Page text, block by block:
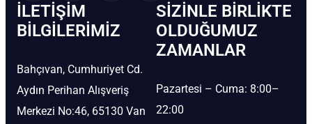
İLETIŞIM
BİLGILERIMIZ
Bahçıvan, Cumhuriyet Cd.
Aydın Perihan Alışveriş
Merkezi No:46, 65130 Van
SIZINLE BIRLIKTE
OLDUĞUMUZ
ZAMANLAR
Pazartesi – Cuma: 8:00–
22:00